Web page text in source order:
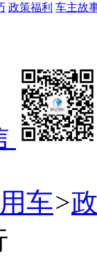
政策福利 车主故
用车>